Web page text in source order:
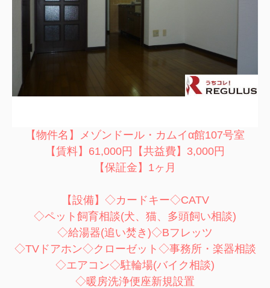
【物件名】メゾンドール・カムイα館107号室
【賃料】61,000円【共益費】3,000円
【保証金】1ヶ月
【設備】◇カードキー◇CATV
◇ペット飼育相談(犬、猫、多頭飼い相談)
◇給湯器(追い焚き)◇Bフレッツ
◇TVドアホン◇クローゼット◇事務所・楽器相談
◇エアコン◇駐輪場(バイク相談)
◇暖房洗浄便座新規設置